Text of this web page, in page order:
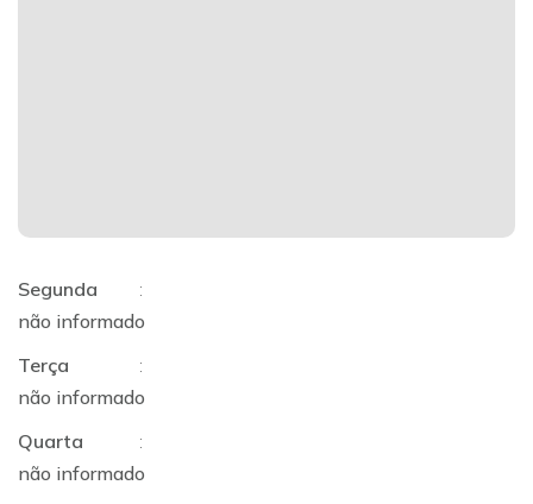
Segunda
:
não informado
Terça
:
não informado
Quarta
:
não informado